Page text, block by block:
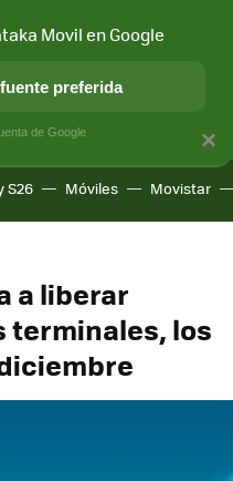
APLICACIONES
S26 Móviles Movistar
a liberar
los
×
Movil en Google
preferida
de Google